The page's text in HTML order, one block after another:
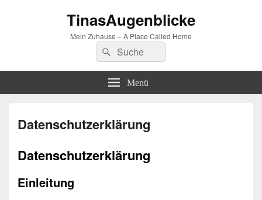
TinasAugenblicke
Mein Zuhause – A Place Called Home
Suchen
nach:
Suchen
Menü
Datenschutzerklärung
Datenschutzerklärung
Einleitung